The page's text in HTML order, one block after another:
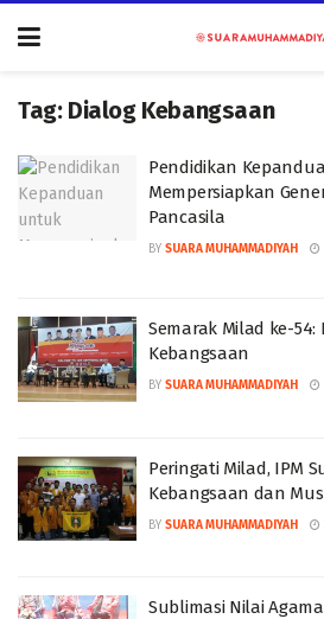
Tag: Dialog Kebangsaan
Pendidikan
Mempersiapkan
Pancasila
BY SUARA MUHAMMADIYAH
Semarak Milad ke-54:
Kebangsaan
BY SUARA MUHAMMADIYAH
Peringati Milad, IPM
Kebangsaan dan
BY SUARA MUHAMMADIYAH
Sublimasi Nilai